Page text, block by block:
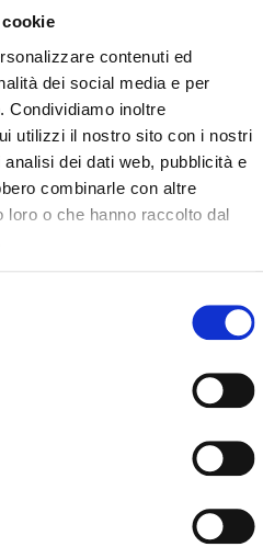
contenuti ed
dei social media e per
Condividiamo inoltre
utilizzi il nostro sito con i nostri
dei dati web, pubblicità e
combinarle con altre
loro o che hanno raccolto dal
NUOTO e all’Unione
per tutti.